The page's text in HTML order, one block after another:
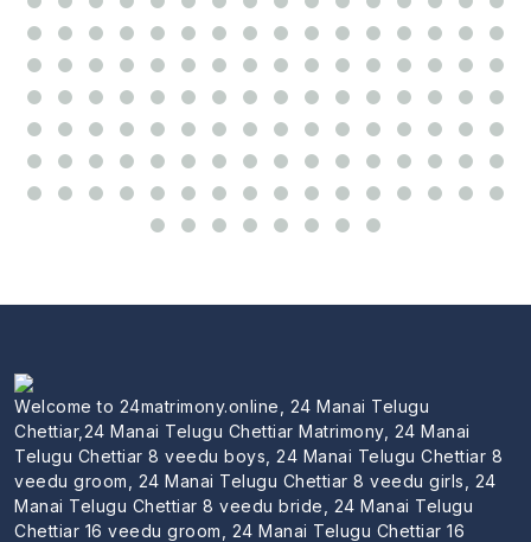
Welcome to 24matrimony.online, 24 Manai Telugu
Chettiar,24 Manai Telugu Chettiar Matrimony, 24 Manai
Telugu Chettiar 8 veedu boys, 24 Manai Telugu Chettiar 8
veedu groom, 24 Manai Telugu Chettiar 8 veedu girls, 24
Manai Telugu Chettiar 8 veedu bride, 24 Manai Telugu
Chettiar 16 veedu groom, 24 Manai Telugu Chettiar 16